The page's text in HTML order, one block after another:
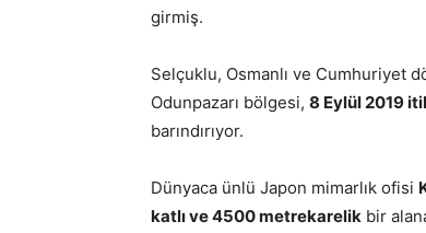
girmiş.
Selçuklu, Osmanlı ve Cumhuriyet
Odunpazarı bölgesi, 8 Eylül 2019
barındırıyor.
Dünyaca ünlü Japon mimarlık ofisi
katlı ve 4500 metrekarelik bir